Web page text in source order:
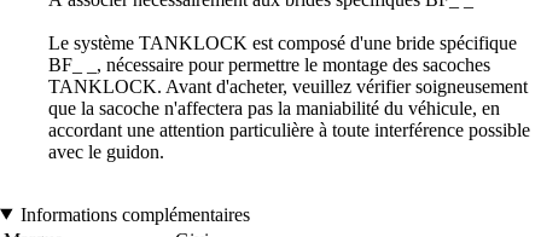
Le système TANKLOCK est composé d'une bride spécifique
BF_ _, nécessaire pour permettre le montage des sacoches
TANKLOCK. Avant d'acheter, veuillez vérifier soigneusement
que la sacoche n'affectera pas la maniabilité du véhicule, en
accordant une attention particulière à toute interférence possible
avec le guidon.
Informations complémentaires